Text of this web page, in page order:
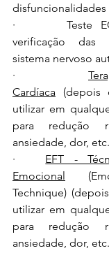
·      Teste
verificação das
sistema nervoso
·
Cardíaca (depois
utilizar em
para redução
ansiedade, dor,
· EFT -
Emocional
Technique)
utilizar em
para redução
ansiedade, dor,